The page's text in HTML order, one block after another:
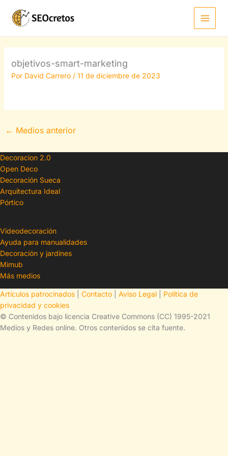
contenido
objetivos-smart-marketing
Por David Carrero / 11 de diciembre de 2023
← Medios anterior
Decoracion 2.0
Open Deco
Decoración Sueca
Arquitectura Ideal
Pórtico
Videodecoración
Ayuda para manualidades
Decoración y jardines
Mimub
Más medios
Artículos patrocinados Contacto Aviso Legal
Política de
privacidad y cookies
© Contenidos bajo licencia Creative Commons (CC) 1995-2021
Medios y Redes online. Otros contenidos se cita fuente.